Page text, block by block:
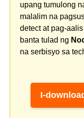
upang tumulong
malalim na
detect at pag-
banta tulad ng
na serbisyo sa
I-